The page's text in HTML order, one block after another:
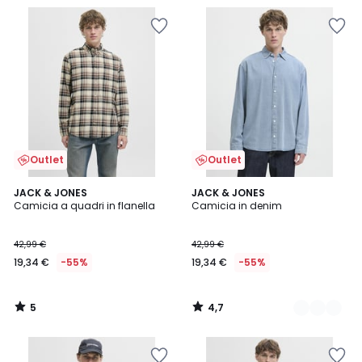
Outlet
JACK & JONES
Camicia a quadri in flanella
42,99 €
19,34 € -55%
5
/
5
/
Outlet
JACK & JONES
Camicia in denim
42,99 €
19,34 € -55%
4,7
/ 5
2
Colori
4,7
/